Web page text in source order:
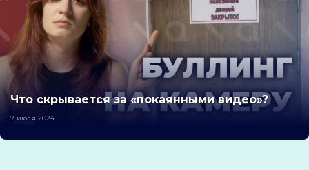
Что скрывается за «покаянными видео»?
7 июля 2024